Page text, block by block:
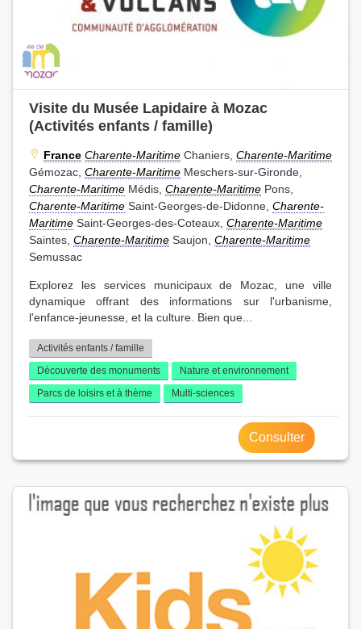
Visite du Musée Lapidaire à Mozac
(Activités enfants / famille)
France Charente-Maritime Chaniers, Charente-Maritime
Gémozac, Charente-Maritime Meschers-sur-Gironde,
Charente-Maritime Médis, Charente-Maritime Pons,
Charente-Maritime Saint-Georges-de-Didonne, Charente-
Maritime Saint-Georges-des-Coteaux, Charente-Maritime
Saintes, Charente-Maritime Saujon, Charente-Maritime
Semussac
Explorez les services municipaux de Mozac, une ville
dynamique offrant des informations sur l'urbanisme,
l'enfance-jeunesse, et la culture. Bien que...
Activités enfants / famille
Découverte des monuments
Nature et environnement
Parcs de loisirs et à thème
Multi-sciences
Consulter